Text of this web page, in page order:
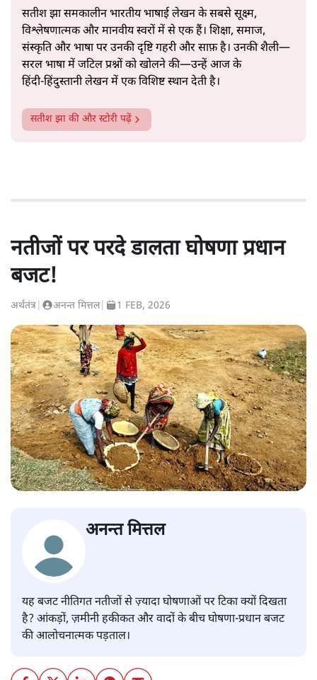
सतीश झा समकालीन भारतीय भाषाई लेखन के सबसे सूक्ष्म,
विश्लेषणात्मक और मानवीय स्वरों में से एक हैं। शिक्षा, समाज,
संस्कृति और भाषा पर उनकी दृष्टि गहरी और साफ़ है। उनकी शैली—
सरल भाषा में जटिल प्रश्नों को खोलने की—उन्हें आज के
हिंदी‑हिंदुस्तानी लेखन में एक विशिष्ट स्थान देती है।
सतीश झा की और स्टोरी पढ़ें
नतीजों पर परदे डालता घोषणा प्रधान
बजट!
अर्थतंत्र अनन्त मित्तल| 1 FEB, 2026
अनन्त मित्तल
यह बजट नीतिगत नतीजों से ज़्यादा घोषणाओं पर टिका क्यों दिखता
है? आंकड़ों, ज़मीनी हकीकत और वादों के बीच घोषणा-प्रधान बजट
की आलोचनात्मक पड़ताल।